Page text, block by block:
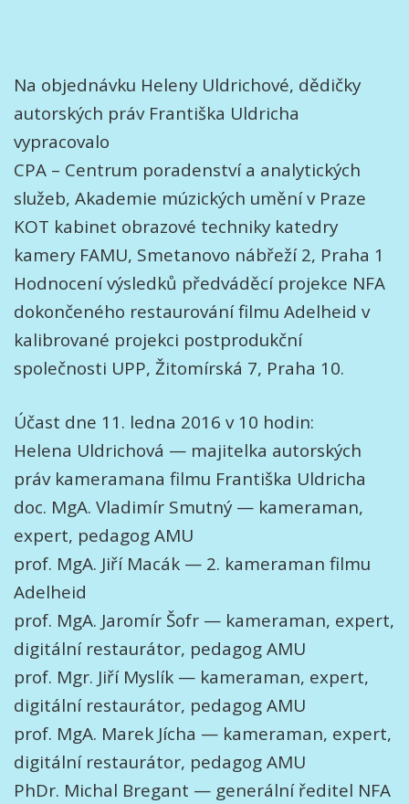
Na objednávku Heleny Uldrichové, dědičky
autorských práv Františka Uldricha
vypracovalo
CPA – Centrum poradenství a analytických
služeb, Akademie múzických umění v Praze
KOT kabinet obrazové techniky katedry
kamery FAMU, Smetanovo nábřeží 2, Praha 1
Hodnocení výsledků předváděcí projekce NFA
dokončeného restaurování filmu Adelheid v
kalibrované projekci postprodukční
společnosti UPP, Žitomírská 7, Praha 10.
Účast dne 11. ledna 2016 v 10 hodin:
Helena Uldrichová — majitelka autorských
práv kameramana filmu Františka Uldricha
doc. MgA. Vladimír Smutný — kameraman,
expert, pedagog AMU
prof. MgA. Jiří Macák — 2. kameraman filmu
Adelheid
prof. MgA. Jaromír Šofr — kameraman, expert,
digitální restaurátor, pedagog AMU
prof. Mgr. Jiří Myslík — kameraman, expert,
digitální restaurátor, pedagog AMU
prof. MgA. Marek Jícha — kameraman, expert,
digitální restaurátor, pedagog AMU
PhDr. Michal Bregant — generální ředitel NFA